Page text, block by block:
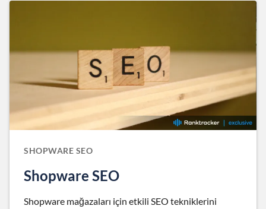
SHOPWARE SEO
Shopware SEO
Shopware mağazaları için etkili SEO tekniklerini